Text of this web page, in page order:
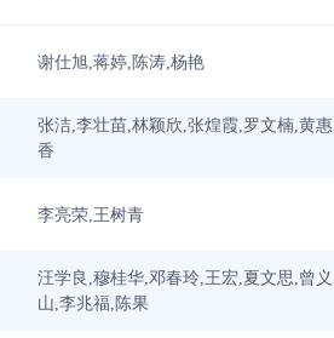
谢仕旭,蒋婷,陈涛,杨艳
张洁,李壮苗,林颖欣,张煌霞,罗文楠,黄惠
香
李亮荣,王树青
汪学良,穆桂华,邓春玲,王宏,夏文思,曾义
山,李兆福,陈果